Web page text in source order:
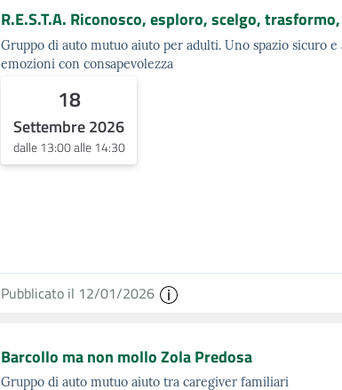
R.E.S.T.A. Riconosco, esploro, scelgo,
Gruppo di auto mutuo aiuto per adulti. Uno spazio sicuro
emozioni con consapevolezza
18
Settembre 2026
dalle 13:00 alle 14:30
Pubblicato il 12/01/2026
Barcollo ma non mollo Zola Predosa
Gruppo di auto mutuo aiuto tra caregiver familiari